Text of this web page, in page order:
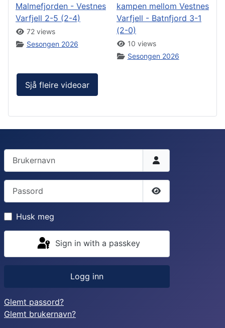
Malmefjorden - Vestnes
Varfjell 2-5 (2-4)
72 views
Sesongen 2026
kampen mellom Vestnes
Varfjell - Batnfjord 3-1
(2-0)
10 views
Sesongen 2026
Sjå fleire videoar
Brukernavn
Passord
Vis passord
Husk meg
Sign in with a passkey
Logg inn
Glemt passord?
Glemt brukernavn?